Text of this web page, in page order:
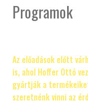
Programok
Az előadások előtt
is, ahol Hoffer Ottó
gyártják a
szeretnénk vinni az